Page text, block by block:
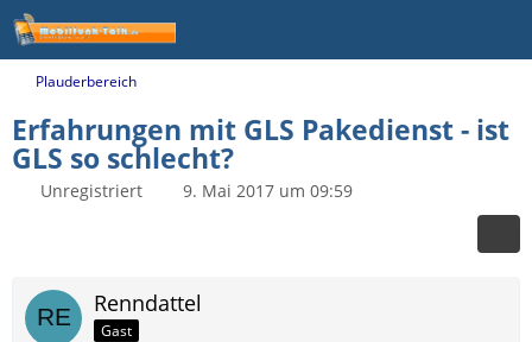
Plauderbereich
Erfahrungen mit GLS Pakedienst - ist
GLS so schlecht?
Unregistriert 9. Mai 2017 um 09:59
Renndattel
Gast